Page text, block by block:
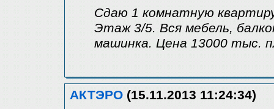
Сдаю 1 комнатную
Этаж 3/5. Вся мебель,
машинка. Цена 13000 тыс.
АКТЭРО (15.11.2013 11:24:34)